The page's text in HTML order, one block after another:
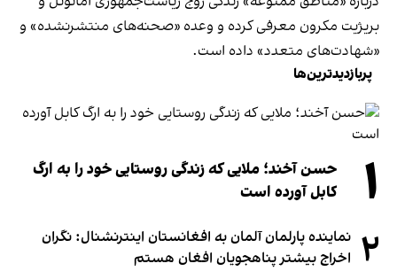
بریژیت مکرون معرفی کرده و وعده «صحنه‌های منتشرنشده» و
«شهادت‌های متعدد» داده است.
پربازدیدترین‌ها
۱
حسن آخند؛ ملایی که زندگی روستایی خود را به ارگ
کابل آورده است
۲ نماینده پارلمان آلمان به افغانستان اینترنشنال: نگران
اخراج بیشتر پناهجویان افغان هستم